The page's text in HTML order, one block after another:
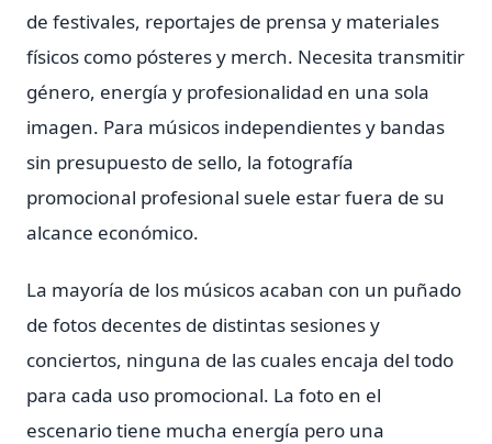
de festivales, reportajes de prensa y materiales
físicos como pósteres y merch. Necesita transmitir
género, energía y profesionalidad en una sola
imagen. Para músicos independientes y bandas
sin presupuesto de sello, la fotografía
promocional profesional suele estar fuera de su
alcance económico.
La mayoría de los músicos acaban con un puñado
de fotos decentes de distintas sesiones y
conciertos, ninguna de las cuales encaja del todo
para cada uso promocional. La foto en el
escenario tiene mucha energía pero una